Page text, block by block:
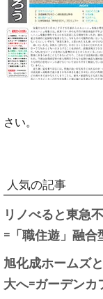
さい。
人気の記事
リノべると東急
=「職住遊」融
旭化成ホームズ
大へ=ガーデン